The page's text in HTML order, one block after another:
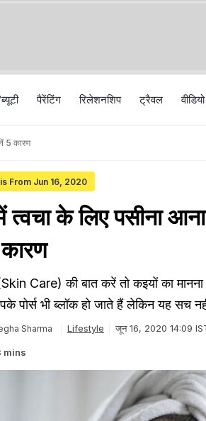
पैरेंटिंग रिलेशनशिप ट्रैवल वीड‍ियो
5 कारण
From Jun 16, 2020
में त्वचा के लिए पसीना
Care) की बात करें तो कइयों का
पोर्स भी ब्लॉक हो जाते हैं लेकिन यह सच
Sharma Lifestyle जून 16, 2020 14:09
mins